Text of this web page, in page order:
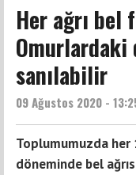
Her ağrı bel
Omurlardaki
sanılabilir
09 Ağustos 2020 -
Toplumumuzda her
döneminde bel